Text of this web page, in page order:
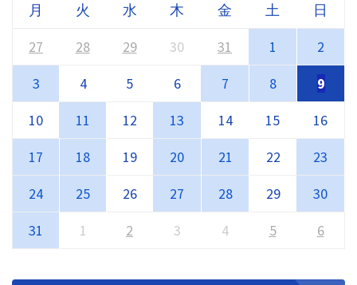
月 火 水 木 金 土
日
27
28 29 30 31 1
2
3
4 5 6 7 8
9
10
11 12 13 14 15
16
17
18 19 20 21 22
23
24
25 26 27 28 29
30
31
1 2 3 4 5 6